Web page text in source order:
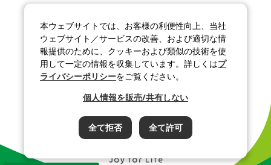
ディスクロージャーポリシー
ソーシャルメディアポリシー
サイトマップ
©J-OIL MILLS, INC. All rights reserved.
本ウェブサイトでは、お客様の利便性向上、当社
ウェブサイト／サービスの改善、および適切な情
報提供のために、クッキーおよび類似の技術を使
用して一定の情報を収集しています。詳しくはプ
ライバシーポリシーをご覧ください。
個人情報を販売/共有しない
全て拒否 全て許可